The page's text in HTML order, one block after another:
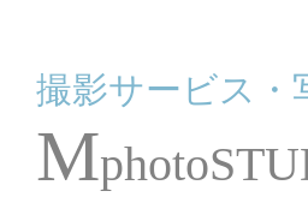
撮影サービス・
M